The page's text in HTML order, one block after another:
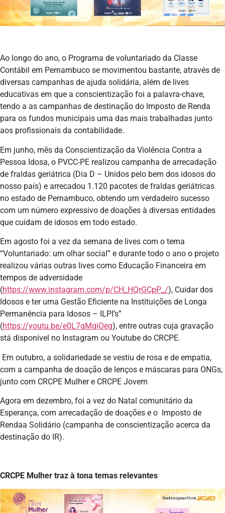
Ao longo do ano, o Programa de voluntariado da Classe
Contábil em Pernambuco se movimentou bastante, através de
diversas campanhas de ajuda solidária, além de lives
educativas em que a conscientização foi a palavra-chave,
tendo a as campanhas de destinação do Imposto de Renda
para os fundos municipais uma das mais trabalhadas junto
aos profissionais da contabilidade.
Em junho, mês da Conscientização da Violência Contra a
Pessoa Idosa, o PVCC-PE realizou campanha de arrecadação
de fraldas geriátrica (Dia D – Unidos pelo bem dos idosos do
nosso país) e arrecadou 1.120 pacotes de fraldas geriátricas
no estado de Pernambuco, obtendo um verdadeiro sucesso
com um número expressivo de doações à diversas entidades
que cuidam de idosos em todo estado.
Em agosto foi a vez da semana de lives com o tema
“Voluntariado: um olhar social” e durante todo o ano o projeto
realizou várias outras lives como Educação Financeira em
tempos de adversidade
(https://www.instagram.com/p/CH_HQrGCpP_/), Cuidar dos
Idosos e ter uma Gestão Eficiente na Instituições de Longa
Permanência para Idosos – ILPI’s”
(https://youtu.be/e0L7qMqiOeg), entre outras cuja gravação
stá disponível no Instagram ou Youtube do CRCPE.
Em outubro, a solidariedade se vestiu de rosa e de empatia,
com a campanha de doação de lenços e máscaras para ONGs,
junto com CRCPE Mulher e CRCPE Jovem
Agora em dezembro, foi a vez do Natal comunitário da
Esperança, com arrecadação de doações e o Imposto de
Rendaa Solidário (campanha de conscientização acerca da
destinação do IR).
CRCPE Mulher traz à tona temas relevantes